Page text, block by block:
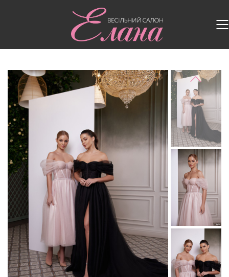
Випускні сукні